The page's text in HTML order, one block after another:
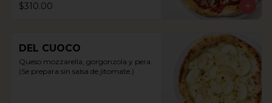
$310.00
DEL CUOCO
Queso mozzarella, gorgonzola y pera.
(Se prepara sin salsa de jitomate.)